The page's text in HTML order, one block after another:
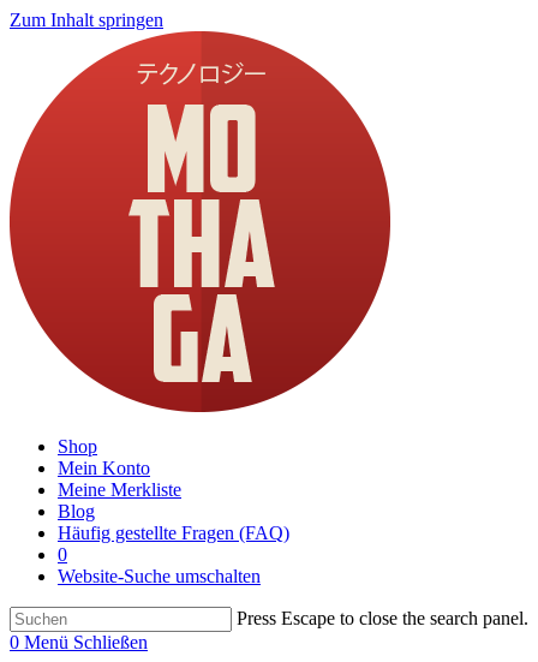
Zum Inhalt springen
Shop
Mein Konto
Meine Merkliste
Blog
Häufig gestellte Fragen (FAQ)
0
Website-Suche umschalten
Press Escape to close the search panel.
0 Menü Schließen